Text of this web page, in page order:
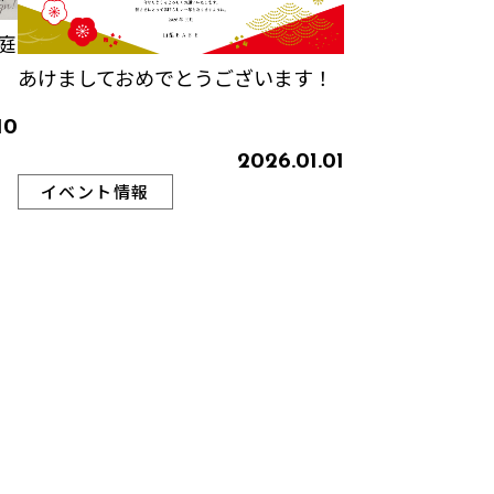
あけましておめでとうございます！
2026.01.01
イベント情報